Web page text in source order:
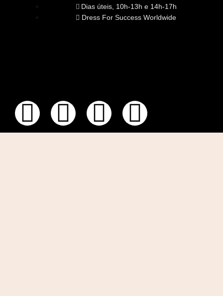
Dias úteis, 10h-13h e 14h-17h
Dress For Success Worldwide